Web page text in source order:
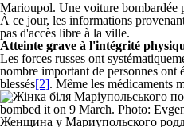
Marioupol. Une voiture bombardée
À ce jour, les informations
pas d'accès libre à la ville.
Atteinte grave à l'intégrité
Les forces russes ont
nombre important de personnes ont
blessés[2]. Même les médicaments